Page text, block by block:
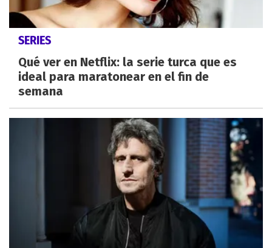
SERIES
Qué ver en Netflix: la serie turca que es
ideal para maratonear en el fin de
semana